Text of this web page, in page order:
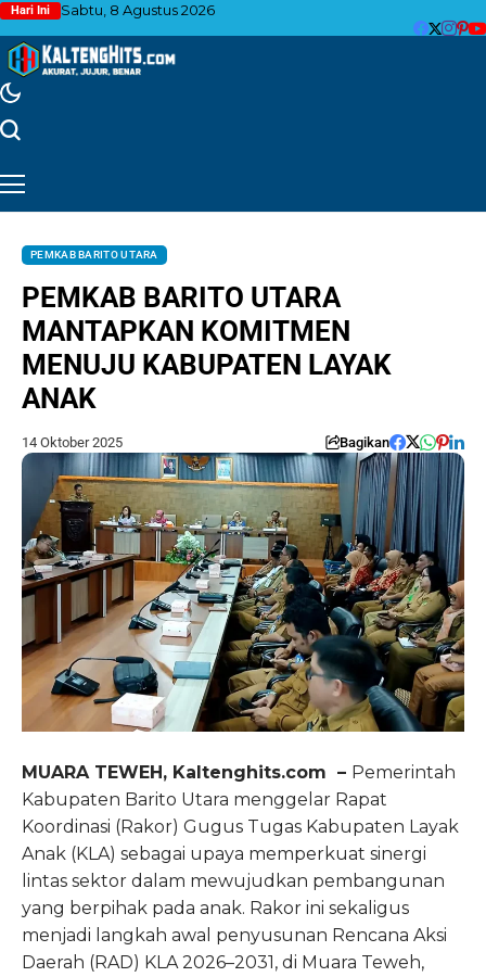
Hari Ini Sabtu, 8 Agustus 2026
PEMKAB BARITO UTARA
PEMKAB BARITO UTARA
MANTAPKAN KOMITMEN
MENUJU KABUPATEN LAYAK
ANAK
14 Oktober 2025 Bagikan
MUARA TEWEH, Kaltenghits.com – Pemerintah
Kabupaten Barito Utara menggelar Rapat
Koordinasi (Rakor) Gugus Tugas Kabupaten Layak
Anak (KLA) sebagai upaya memperkuat sinergi
lintas sektor dalam mewujudkan pembangunan
yang berpihak pada anak. Rakor ini sekaligus
menjadi langkah awal penyusunan Rencana Aksi
Daerah (RAD) KLA 2026–2031, di Muara Teweh,